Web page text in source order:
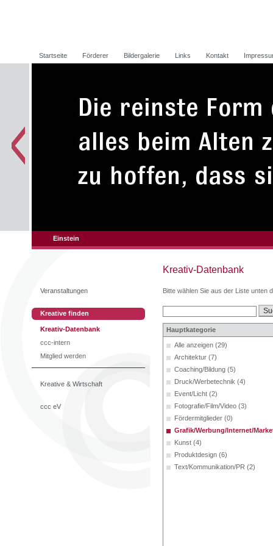
Veranstaltungen
Kreative finden
Kreativ-Datenbank
ccc-intern
Mitglied werden
Kreative & Wirtschaft
ccc eV
Kreativ-Datenbank
Bitte wählen Sie aus der Liste unten
Hauptkategorie
Alle anzeigen (29)
Architektur (7)
Coaching/Bildung (5)
Druck/Werbetechnik (4)
Event/Licht (2)
Fotografie/Film/Video (3)
Fördermitglieder (0)
Grafik/Werbung/Internet/
Kunst (4)
Produktdesign (6)
Text/Kommunikation/PR (2)
Einstein
Startseite Förderer Bildergalerie Links Kontakt